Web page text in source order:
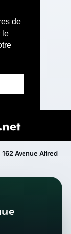
de
le
162 Avenue Alfred